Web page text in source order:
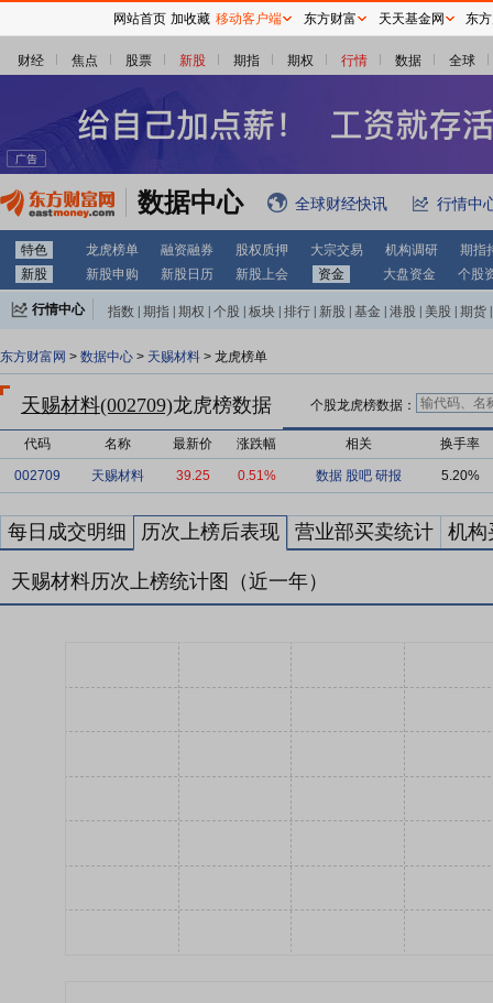
财经 焦点 股票 新股 期指 期权 行情 数据 全球
数据中心 全球财经快讯 行情中
特色 龙虎榜单 融资融券 股权质押 大宗交易 机构调研
期指
新股
新股申购 新股日历 新股上会 资金 大盘资金 个股
行情中心 指数 期指 期权 个股 板块 排行 新股 基金 港股 美股 期货
东方财富网 > 数据中心 > 天赐材料 > 龙虎榜单
天赐材料(002709)龙虎榜数据 个股龙虎榜数据：
代码 名称 最新价 涨跌幅 相关 换手率
002709 天赐材料 39.25 0.51% 数据 股吧 研报 5.20%
每日成交明细 历次上榜后表现 营业部买卖统计 机构
天赐材料历次上榜统计图（近一年）
网站首页 加收藏 移动客户端 东方财富 天天基金网 东